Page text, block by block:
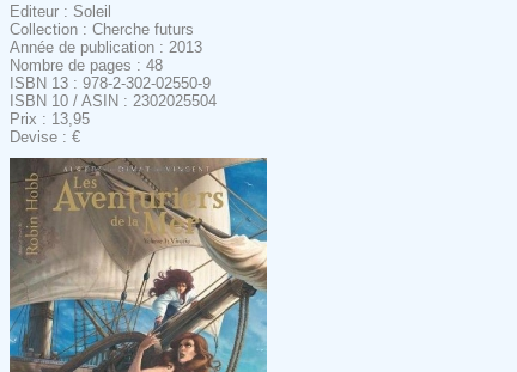
Editeur : Soleil
Collection : Cherche futurs
Année de publication : 2013
Nombre de pages : 48
ISBN 13 : 978-2-302-02550-9
ISBN 10 / ASIN : 2302025504
Prix : 13,95
Devise : €